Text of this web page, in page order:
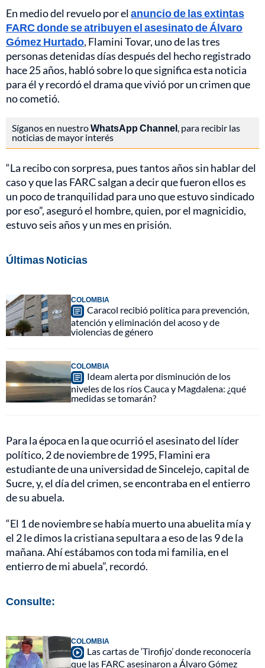
En medio del revuelo por elanuncio de las extintas
FARC donde se atribuyen el asesinato de Álvaro
Gómez Hurtado, Flamini Tovar, uno de las tres
personas detenidas días después del hecho registrado
hace 25 años, habló sobre lo que significa esta noticia
para él y recordó el drama que vivió por un crimen que
no cometió.
Síganos en nuestroWhatsApp Channel , para recibir las
noticias de mayor interés
“La recibo con sorpresa, pues tantos años sin hablar del
caso y que las FARC salgan a decir que fueron ellos es
un poco de tranquilidad para uno que estuvo sindicado
por eso”, aseguró el hombre, quien, por el magnicidio,
estuvo seis años y un mes en prisión.
Últimas Noticias
COLOMBIA
Caracol recibió política para prevención,
atención y eliminación del acoso y de
violencias de género
COLOMBIA
Ideam alerta por disminución de los
niveles de los ríos Cauca y Magdalena: ¿qué
medidas se tomarán?
Para la época en la que ocurrió el asesinato del líder
político, 2 de noviembre de 1995, Flamini era
estudiante de una universidad de Sincelejo, capital de
Sucre, y, el día del crimen, se encontraba en el entierro
de su abuela.
“El 1 de noviembre se había muerto una abuelita mía y
el 2 le dimos la cristiana sepultara a eso de las 9 de la
mañana. Ahí estábamos con toda mi familia, en el
entierro de mi abuela”, recordó.
Consulte:
COLOMBIA
Las cartas de ‘Tirofijo’ donde reconocería
que las FARC asesinaron a Álvaro Gómez